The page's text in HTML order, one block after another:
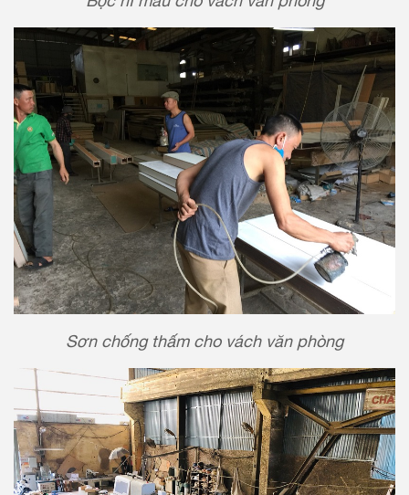
Sơn chống thấm cho vách văn phòng